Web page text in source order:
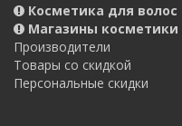
Косметика для волос
Магазины
Производители
Товары со скидкой
Персональные скидки